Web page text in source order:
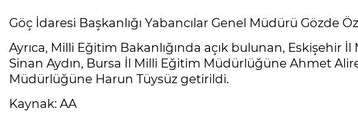
Göç İdaresi Başkanlığı Yabancılar Genel Müdürü Gözde
Ayrıca, Milli Eğitim Bakanlığında açık bulunan, Eskişehir
Sinan Aydın, Bursa İl Milli Eğitim Müdürlüğüne Ahmet
Müdürlüğüne Harun Tüysüz getirildi.
Kaynak: AA